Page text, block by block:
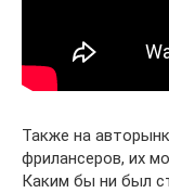
Также на
фрилансеров, их
Каким бы ни был